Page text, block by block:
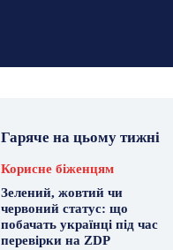
Гаряче на цьому тижні
Корисне біженцям
Зелений, жовтий чи
червоний статус: що
побачать українці під час
перевірки на ZDP